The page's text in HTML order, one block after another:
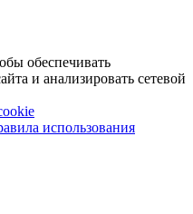
обеспечивать
и анализировать сетевой
использования